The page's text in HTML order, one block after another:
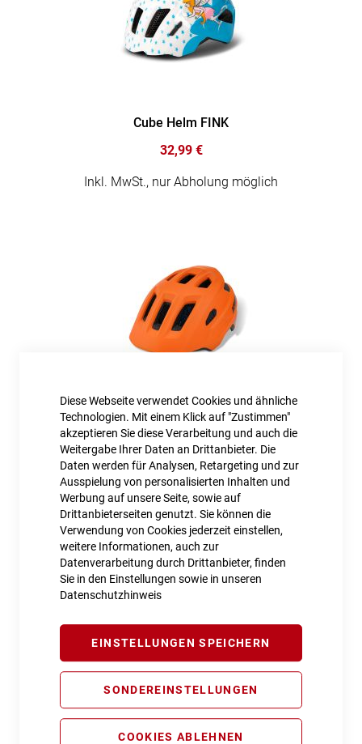
Diese Webseite verwendet Cookies und ähnliche
Technologien. Mit einem Klick auf "Zustimmen"
akzeptieren Sie diese Verarbeitung und auch die
Weitergabe Ihrer Daten an Drittanbieter. Die
Daten werden für Analysen, Retargeting und zur
Ausspielung von personalisierten Inhalten und
Werbung auf unsere Seite, sowie auf
Drittanbieterseiten genutzt. Sie können die
Verwendung von Cookies jederzeit einstellen,
weitere Informationen, auch zur
Datenverarbeitung durch Drittanbieter, finden
Sie in den Einstellungen sowie in unseren
Datenschutzhinweis
EINSTELLUNGEN SPEICHERN
SONDEREINSTELLUNGEN
COOKIES ABLEHNEN
Cube Helm FINK
32,99 €
Inkl. MwSt., nur Abholung möglich
Cube Helm LINOK X Actionteam
49,99 €
Inkl. MwSt., nur Abholung möglich
Cube Helm LINOK